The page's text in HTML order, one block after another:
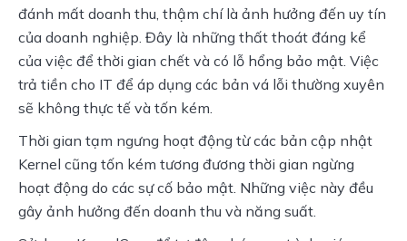
đánh mất doanh thu, thậm chí là ảnh hưởng đến uy tín
của doanh nghiệp. Đây là những thất thoát đáng kể
của việc để thời gian chết và có lỗ hổng bảo mật. Việc
trả tiền cho IT để áp dụng các bản vá lỗi thường xuyên
sẽ không thực tế và tốn kém.
Thời gian tạm ngưng hoạt động từ các bản cập nhật
Kernel cũng tốn kém tương đương thời gian ngừng
hoạt động do các sự cố bảo mật. Những việc này đều
gây ảnh hưởng đến doanh thu và năng suất.